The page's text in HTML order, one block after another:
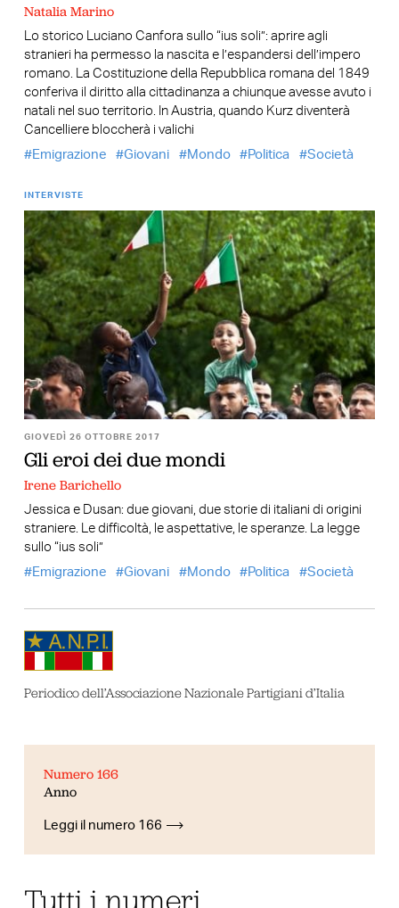
Natalia Marino
Lo storico Luciano Canfora sullo “ius soli”: aprire agli
stranieri ha permesso la nascita e l’espandersi dell’impero
romano. La Costituzione della Repubblica romana del 1849
conferiva il diritto alla cittadinanza a chiunque avesse avuto i
natali nel suo territorio. In Austria, quando Kurz diventerà
Cancelliere bloccherà i valichi
Emigrazione
Giovani Mondo Politica Società
INTERVISTE
GIOVEDÌ 26 OTTOBRE 2017
Gli eroi dei due mondi
Irene Barichello
Jessica e Dusan: due giovani, due storie di italiani di origini
straniere. Le difficoltà, le aspettative, le speranze. La legge
sullo “ius soli”
Emigrazione
Giovani Mondo Politica Società
Periodico dell’Associazione Nazionale Partigiani d’Italia
Numero 166
Anno
Leggi il numero 166
Tutti i numeri